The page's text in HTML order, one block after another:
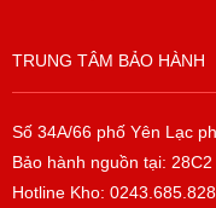
TRUNG TÂM BẢO HÀNH
Số 34A/66 phố Yên Lạc
Bảo hành nguồn tại:
Hotline Kho: